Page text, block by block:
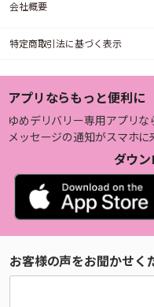
会社概要
特定商取引法に基づく表示
アプリならもっと便利に
ゆめデリバリー専用アプリな
メッセージの通知がスマホに
ダウン
お客様の声をお聞かせく